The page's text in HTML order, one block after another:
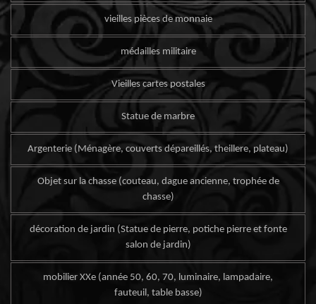
vieilles pièces de monnaie
médailles militaire
Vieilles cartes postales
Statue de marbre
Argenterie (Ménagère, couverts dépareillés, theillere, plateau)
Objet sur la chasse (couteau, dague ancienne, trophée de
chasse)
décoration de jardin (Statue de pierre, potiche pierre et fonte
salon de jardin)
mobilier XXe (année 50, 60, 70, luminaire, lampadaire,
fauteuil, table basse)